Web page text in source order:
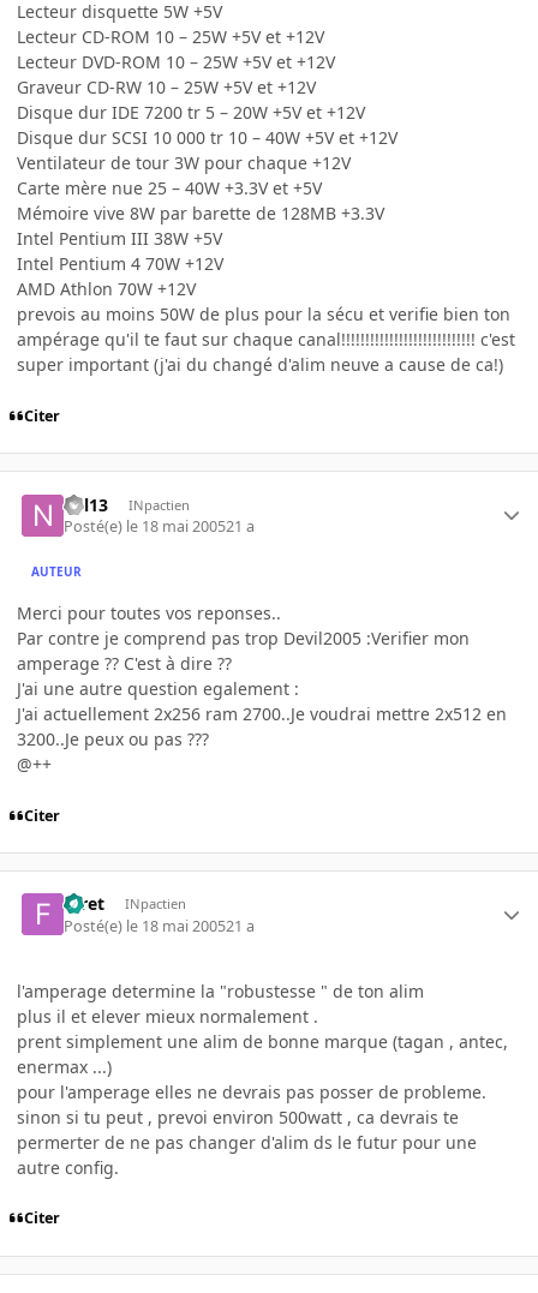
Lecteur disquette 5W +5V
Lecteur CD-ROM 10 – 25W +5V et +12V
Lecteur DVD-ROM 10 – 25W +5V et +12V
Graveur CD-RW 10 – 25W +5V et +12V
Disque dur IDE 7200 tr 5 – 20W +5V et +12V
Disque dur SCSI 10 000 tr 10 – 40W +5V et +12V
Ventilateur de tour 3W pour chaque +12V
Carte mère nue 25 – 40W +3.3V et +5V
Mémoire vive 8W par barette de 128MB +3.3V
Intel Pentium III 38W +5V
Intel Pentium 4 70W +12V
AMD Athlon 70W +12V
prevois au moins 50W de plus pour la sécu et verifie bien ton
ampérage qu'il te faut sur chaque canal!!!!!!!!!!!!!!!!!!!!!!!!!!!! c'est
super important (j'ai du changé d'alim neuve a cause de ca!)
Citer
nyl13 INpactien
Posté(e) le 18 mai 200521 a
AUTEUR
Merci pour toutes vos reponses..
Par contre je comprend pas trop Devil2005 :Verifier mon
amperage ?? C'est à dire ??
J'ai une autre question egalement :
J'ai actuellement 2x256 ram 2700..Je voudrai mettre 2x512 en
3200..Je peux ou pas ???
@++
Citer
foret INpactien
Posté(e) le 18 mai 200521 a
l'amperage determine la "robustesse " de ton alim
plus il et elever mieux normalement .
prent simplement une alim de bonne marque (tagan , antec,
enermax ...)
pour l'amperage elles ne devrais pas posser de probleme.
sinon si tu peut , prevoi environ 500watt , ca devrais te
permerter de ne pas changer d'alim ds le futur pour une
autre config.
Citer